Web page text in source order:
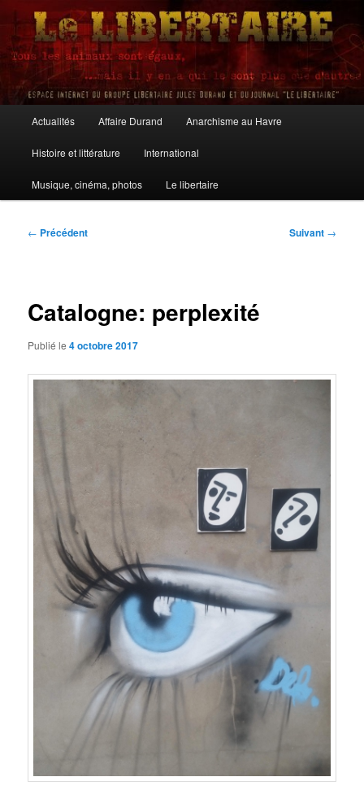
Aller
contenu
principalLe Libertaire
principal
Actualités Affaire Durand Anarchisme au Havre
Histoire et littérature International
Musique, cinéma, photos Le libertaire
Navigation
← Précédent Suivant →
Catalogne: perplexité
Publié le4 octobre 2017